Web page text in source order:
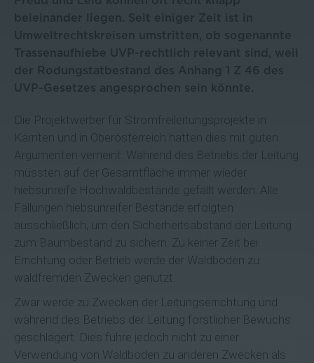
Umweltrechtskreisen umstritten, ob sogenannte
Trassenaufhiebe UVP-rechtlich relevant sind, weil
der Rodungstatbestand des Anhang 1 Z 46 des
UVP-Gesetzes angesprochen sein könnte.
Die Projektwerber für Stromfreileitungsprojekte in
Kärnten und in Oberösterreich hatten dies mit guten
Argumenten verneint: Während des Betriebs der Leitung
müssten auf der Gesamtfläche immer wieder
hiebsunreife Hochwaldbestände gefällt werden. Alle
Fällungen hiebsunreifer Bestände erfolgten
ausschließlich, um den Sicherheitsabstand der Leitung
zum Baumbestand zu sichern. Zu keiner Zeit bei
Errichtung oder Betrieb werde der Waldboden zu
waldfremden Zwecken genutzt.
Zwar werde zu Zwecken der Leitungserrichtung und
während des Betriebs der Leitung forstlicher Bewuchs
geschlägert. Dies führe jedoch nicht zu einer
Verwendung von Waldboden zu anderen Zwecken als